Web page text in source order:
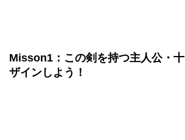
Misson1：この剣を持つ主人公・
ザインしよう！